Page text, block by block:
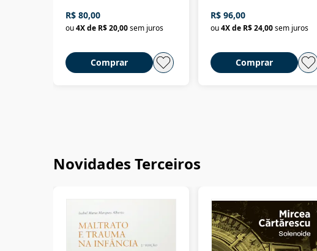
R$ 80,00
ou4X de R$ 20,00sem juros
Comprar
R$ 96,00
ou4X de R$ 24,00sem juros
Comprar
Novidades Terceiros